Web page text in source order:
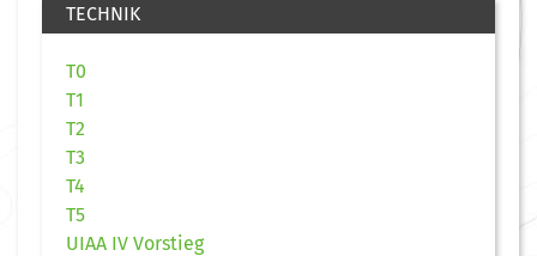
TECHNIK
T0
T1
T2
T3
T4
T5
UIAA IV Vorstieg